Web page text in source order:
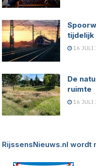
tijdelijk
16 JULI
De
ruimte
16 JULI
RijssensNieuws.nl wordt